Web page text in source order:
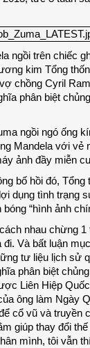
ngồi trên chiếc
kim Tổng
chồng Cyril
phân biệt
ngồi ngó ống
Mandela với vẻ
ảnh đầy miễn
bố hồi đó, Tổng
dụng tình trạng
bóng “hình ảnh
nhau chừng 1
Và bất luận
tư liệu lịch sử
phân biệt
Liên Hiệp
ông làm Ngày
cổ vũ và truyền
giúp thay đổi
mình, tôi vẫn